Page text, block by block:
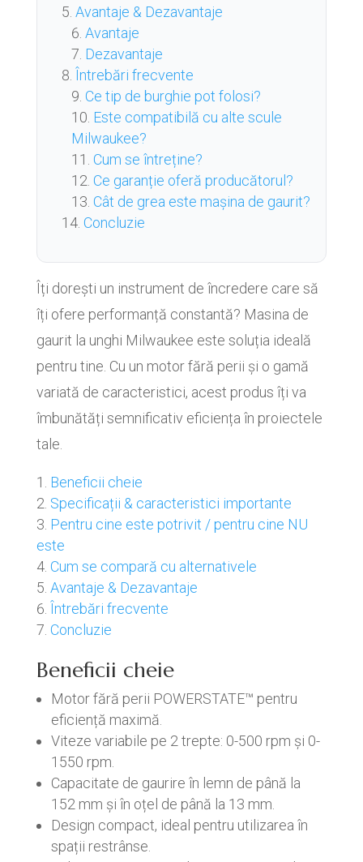
Avantaje & Dezavantaje
Avantaje
Dezavantaje
Întrebări frecvente
Ce tip de burghie pot folosi?
Este compatibilă cu alte scule
Milwaukee?
Cum se întreține?
Ce garanție oferă producătorul?
Cât de grea este mașina de gaurit?
Concluzie
Îți dorești un instrument de încredere care să
îți ofere performanță constantă? Masina de
gaurit la unghi Milwaukee este soluția ideală
pentru tine. Cu un motor fără perii și o gamă
variată de caracteristici, acest produs îți va
îmbunătăți semnificativ eficiența în proiectele
tale.
Beneficii cheie
Specificații & caracteristici importante
Pentru cine este potrivit / pentru cine NU
este
Cum se compară cu alternativele
Avantaje & Dezavantaje
Întrebări frecvente
Concluzie
Beneficii cheie
Motor fără perii POWERSTATE™ pentru
eficiență maximă.
Viteze variabile pe 2 trepte: 0-500 rpm și 0-
1550 rpm.
Capacitate de gaurire în lemn de până la
152 mm și în oțel de până la 13 mm.
Design compact, ideal pentru utilizarea în
spații restrânse.